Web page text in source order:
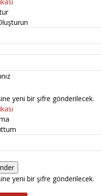
yeni bir şifre gönderilecek.
yeni bir şifre gönderilecek.